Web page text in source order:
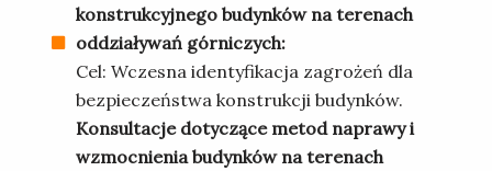
konstrukcyjnego budynków na terenach
oddziaływań górniczych:
Cel: Wczesna identyfikacja zagrożeń dla
bezpieczeństwa konstrukcji budynków.
Konsultacje dotyczące metod naprawy i
wzmocnienia budynków na terenach